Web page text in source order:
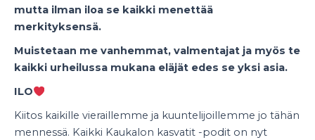
mutta ilman iloa se kaikki menettää
merkityksensä.
Muistetaan me vanhemmat, valmentajat ja myös te
kaikki urheilussa mukana eläjät edes se yksi asia.
ILO
Kiitos kaikille vieraillemme ja kuuntelijoillemme jo tähän
mennessä. Kaikki Kaukalon kasvatit -podit on nyt